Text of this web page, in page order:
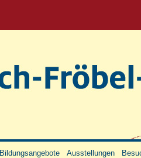
Bildungsangebote Ausstellungen